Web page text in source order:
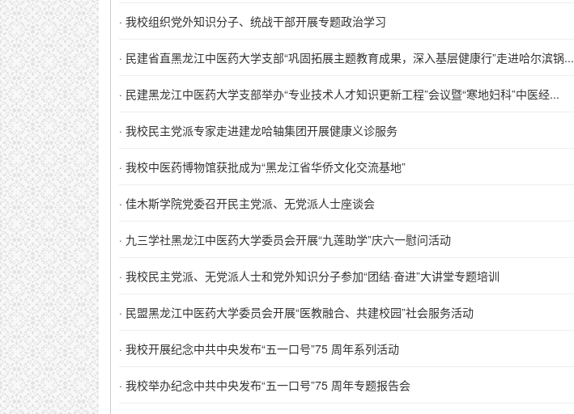
· 我校组织党外知识分子、统战干部开展专题政治学习
· 民建省直黑龙江中医药大学支部“巩固拓展主题教育成果，深入基层健康行”走进哈尔滨锅...
· 民建黑龙江中医药大学支部举办“专业技术人才知识更新工程”会议暨“寒地妇科”中医经...
· 我校民主党派专家走进建龙哈轴集团开展健康义诊服务
· 我校中医药博物馆获批成为“黑龙江省华侨文化交流基地”
· 佳木斯学院党委召开民主党派、无党派人士座谈会
· 九三学社黑龙江中医药大学委员会开展“九莲助学”庆六一慰问活动
· 我校民主党派、无党派人士和党外知识分子参加“团结·奋进”大讲堂专题培训
· 民盟黑龙江中医药大学委员会开展“医教融合、共建校园”社会服务活动
· 我校开展纪念中共中央发布“五一口号”75 周年系列活动
· 我校举办纪念中共中央发布“五一口号”75 周年专题报告会